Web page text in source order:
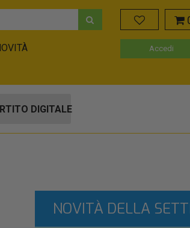
Accedi
DIGITALE
NOVITÀ DELLA